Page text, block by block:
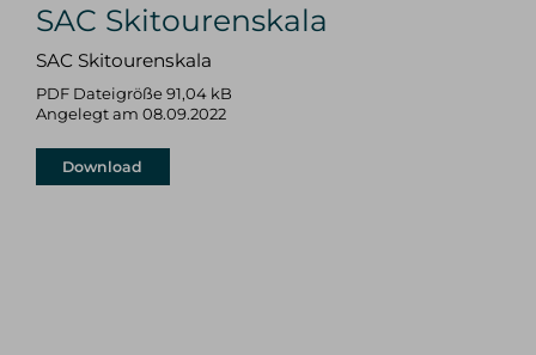
SAC Skitourenskala
SAC Skitourenskala
PDF Dateigröße 91,04 kB
Angelegt am 08.09.2022
Download